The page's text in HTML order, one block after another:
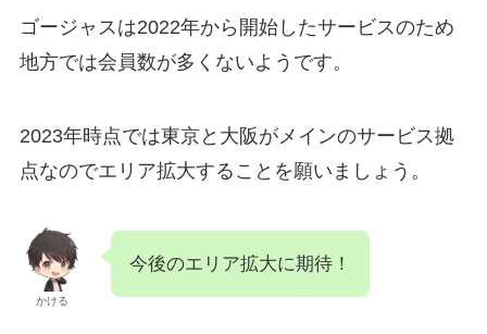
ゴージャスは2022年から開始したサービスのため
地方では会員数が多くないようです。
2023年時点では東京と大阪がメインのサービス拠
点なのでエリア拡大することを願いましょう。
かける
今後のエリア拡大に期待！